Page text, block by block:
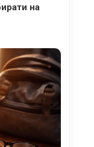
на